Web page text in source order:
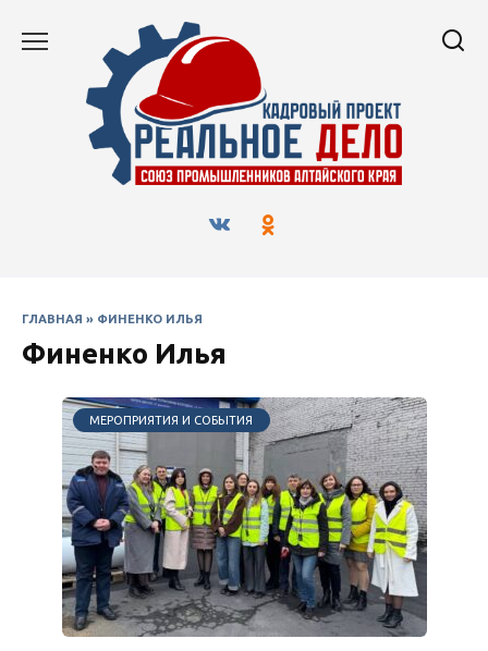
содержанию
ГЛАВНАЯ » ФИНЕНКО ИЛЬЯ
Финенко Илья
МЕРОПРИЯТИЯ И СОБЫТИЯ